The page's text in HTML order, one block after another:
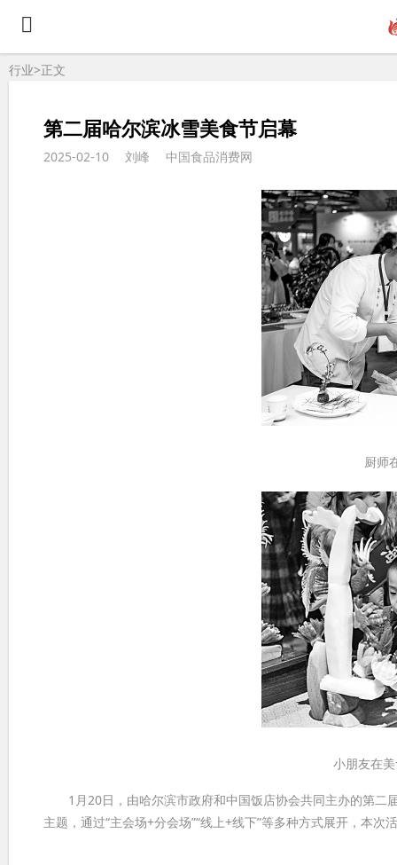
行业>正文
第二届哈尔滨冰雪美食节启幕
2025-02-10 刘峰 中国食品消费网
厨师在
小朋友在美
1月20日，由哈尔滨市政府和中国饭店协会共同主办的第二
主题，通过“主会场+分会场”“线上+线下”等多种方式展开，本